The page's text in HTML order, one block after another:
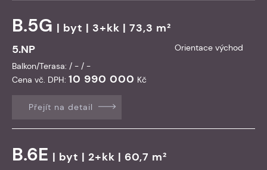
B.5G | byt | 3+kk | 73,3 m²
5.NP
Orientace východ
Balkon/Terasa: / - / -
Cena vč. DPH: 10 990 000 Kč
Přejít na detail
B.6E | byt | 2+kk | 60,7 m²